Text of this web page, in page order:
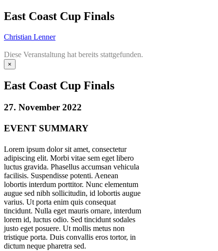
East Coast Cup Finals
Christian Lenner
Diese Veranstaltung hat bereits stattgefunden.
×
East Coast Cup Finals
27. November 2022
EVENT SUMMARY
Lorem ipsum dolor sit amet, consectetur
adipiscing elit. Morbi vitae sem eget libero
luctus gravida. Phasellus accumsan vehicula
facilisis. Suspendisse potenti. Aenean
lobortis interdum porttitor. Nunc elementum
augue sed nibh sollicitudin, id lobortis augue
varius. Ut porta enim quis consequat
tincidunt. Nulla eget mauris ornare, interdum
lorem id, luctus odio. Sed tincidunt sodales
justo eget posuere. Ut mollis metus non
tristique porta. Duis convallis eros tortor, in
dictum neque pharetra sed.